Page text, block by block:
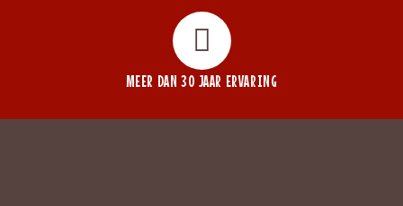
MEER DAN 30 JAAR ERVARING